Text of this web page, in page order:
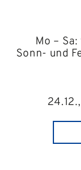
Mo –
Sonn- und